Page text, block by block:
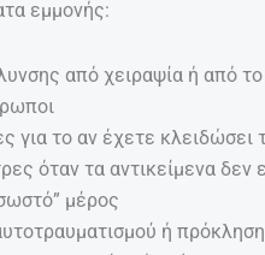
εμμονής:
από χειραψία ή από το
για το αν έχετε
όταν τα αντικείμενα δεν
μέρος
ή